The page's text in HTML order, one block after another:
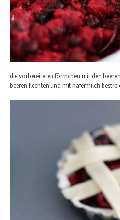
die vorbereiteten förmchen mit den
beeren flechten und mit hafermilch